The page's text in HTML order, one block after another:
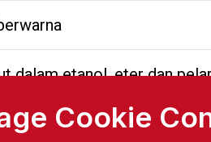
Cookie
dalam etanol, eter dan
plastik, karet sintetis,